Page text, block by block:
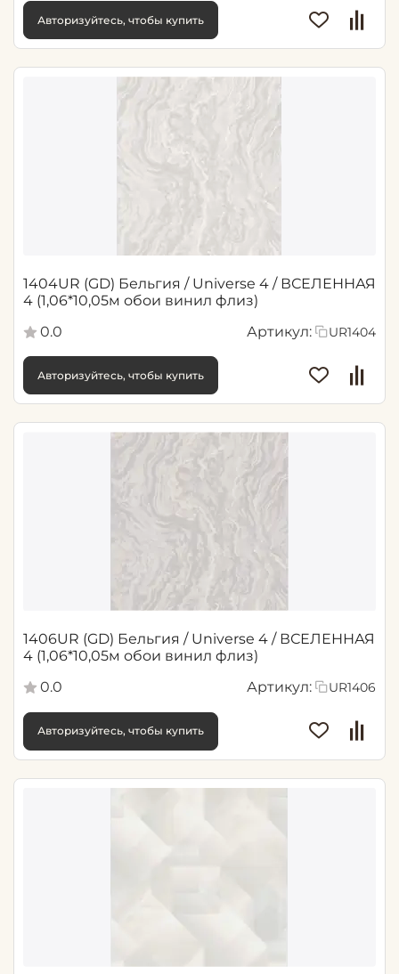
Авторизуйтесь, чтобы купить
1404UR (GD) Бельгия / Universe 4 / ВСЕЛЕННАЯ
4 (1,06*10,05м обои винил флиз)
0.0
Артикул: UR1404
Авторизуйтесь, чтобы купить
1406UR (GD) Бельгия / Universe 4 / ВСЕЛЕННАЯ
4 (1,06*10,05м обои винил флиз)
0.0
Артикул: UR1406
Авторизуйтесь, чтобы купить